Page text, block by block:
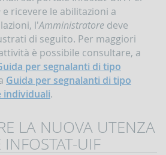
e ricevere le abilitazioni a
l'Amministratore deve
di seguito. Per maggiori
è possibile consultare, a
per segnalanti di tipo
Guida per segnalanti di tipo
individuali.
LA NUOVA UTENZA
UIF